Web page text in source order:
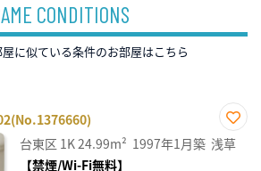
CONDITIONS
に似ている条件のお部屋はこちら
お気
に入
台東区 1K24.99m² 1997年1月築 浅草
【禁煙/Wi-Fi無料】